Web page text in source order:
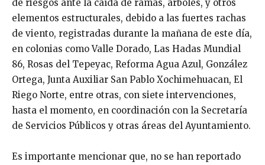
de riesgos ante la caída de ramas, árboles, y otros
elementos estructurales, debido a las fuertes rachas
de viento, registradas durante la mañana de este día,
en colonias como Valle Dorado, Las Hadas Mundial
86, Rosas del Tepeyac, Reforma Agua Azul, González
Ortega, Junta Auxiliar San Pablo Xochimehuacan, El
Riego Norte, entre otras, con siete intervenciones,
hasta el momento, en coordinación con la Secretaría
de Servicios Públicos y otras áreas del Ayuntamiento.
Es importante mencionar que, no se han reportado